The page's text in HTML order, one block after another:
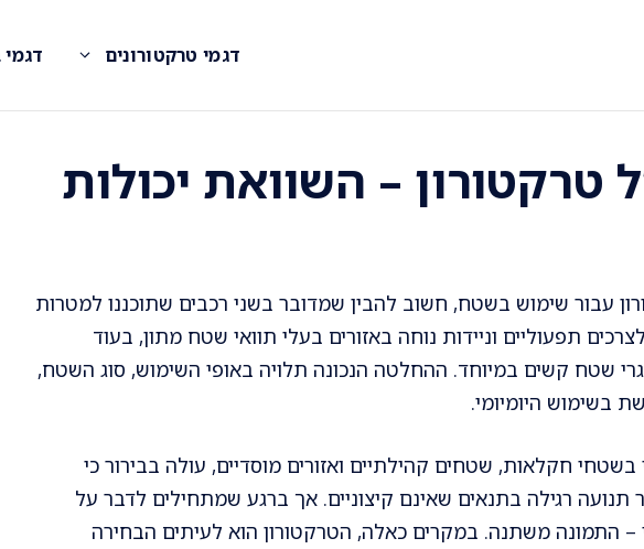
דגמי טרקטורונים דגמי
– השוואת יכולות
עבור שימוש בשטח, חשוב להבין שמדובר בשני רכבים שתוכננו למטרות
תפעוליים וניידות נוחה באזורים בעלי תוואי שטח מתון, בעוד
שטח קשים במיוחד. ההחלטה הנכונה תלויה באופי השימוש, סוג השטח,
בשימוש היומיומי.
חקלאות, שטחים קהילתיים ואזורים מוסדיים, עולה בבירור כי
תנועה רגילה בתנאים שאינם קיצוניים. אך ברגע שמתחילים לדבר על
– התמונה משתנה. במקרים כאלה, הטרקטורון הוא לעיתים הבחירה